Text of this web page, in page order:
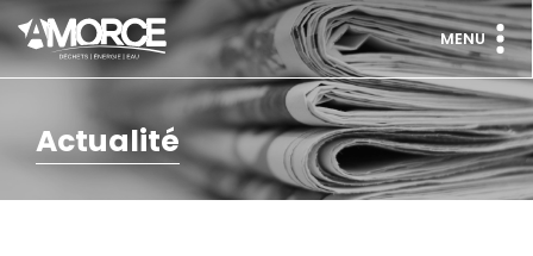
MENU
Actualité